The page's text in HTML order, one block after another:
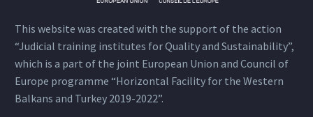
This website was created with the support of the action
“Judicial training institutes for Quality and Sustainability”,
which is a part of the joint European Union and Council of
Europe programme “Horizontal Facility for the Western
Balkans and Turkey 2019-2022”.